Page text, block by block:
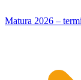
Matura 2026 –